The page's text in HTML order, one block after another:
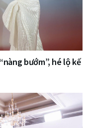
bướm”, hé lộ kế